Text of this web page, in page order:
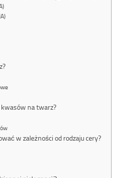
na twarz?
w zależności od rodzaju cery?